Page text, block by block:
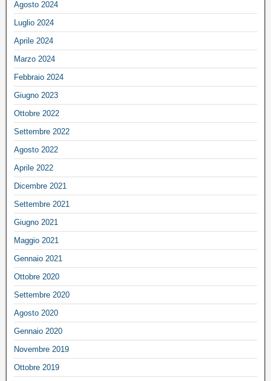
Agosto 2024
Luglio 2024
Aprile 2024
Marzo 2024
Febbraio 2024
Giugno 2023
Ottobre 2022
Settembre 2022
Agosto 2022
Aprile 2022
Dicembre 2021
Settembre 2021
Giugno 2021
Maggio 2021
Gennaio 2021
Ottobre 2020
Settembre 2020
Agosto 2020
Gennaio 2020
Novembre 2019
Ottobre 2019